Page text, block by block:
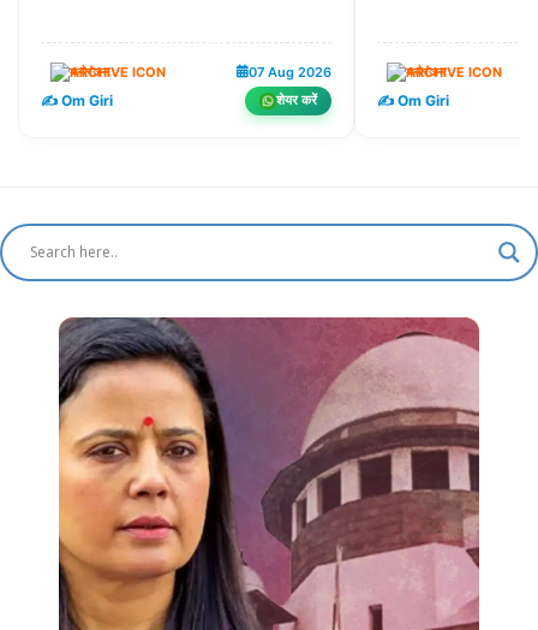
मनोरंजन 07 Aug 2026
✍️ Om Giri शेयर करें
मनोरंजन
✍️ Om Giri